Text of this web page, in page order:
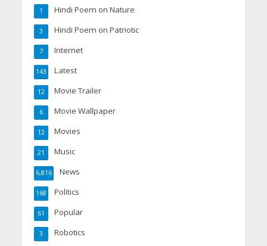
Hindi Poem on Nature
1
Hindi Poem on Patriotic
3
Internet
7
Latest
143
Movie Trailer
12
Movie Wallpaper
6
Movies
12
Music
21
News
6,816
Politics
168
Popular
61
Robotics
3